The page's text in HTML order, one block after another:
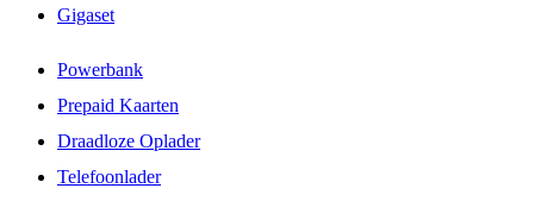
Gigaset
Powerbank
Prepaid Kaarten
Draadloze Oplader
Telefoonlader